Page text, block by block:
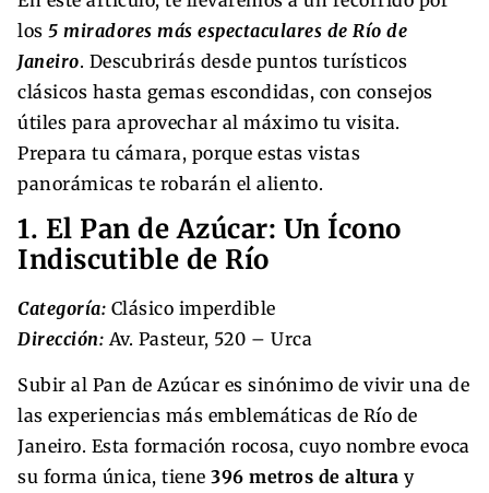
los 5 miradores más espectaculares de Río de
Janeiro. Descubrirás desde puntos turísticos
clásicos hasta gemas escondidas, con consejos
útiles para aprovechar al máximo tu visita.
Prepara tu cámara, porque estas vistas
panorámicas te robarán el aliento.
1. El Pan de Azúcar: Un Ícono
Indiscutible de Río
Categoría: Clásico imperdible
Dirección: Av. Pasteur, 520 – Urca
Subir al Pan de Azúcar es sinónimo de vivir una de
las experiencias más emblemáticas de Río de
Janeiro. Esta formación rocosa, cuyo nombre evoca
su forma única, tiene 396 metros de altura y